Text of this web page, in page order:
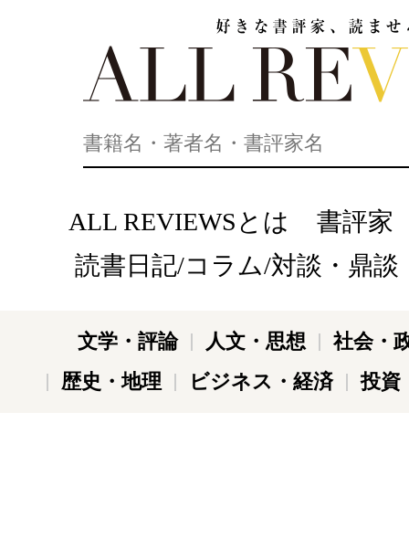
ALL REVIEWSとは
書評家
読書日記/コラム/対談・鼎談
文学・評論 人文・思想
社会・
歴史・地理
ビジネス・経済 投資